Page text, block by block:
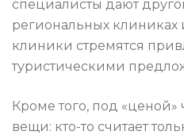
специалисты дают
региональных клиниках
клиники стремятся
туристическими
Кроме того, под
вещи: кто-то считает